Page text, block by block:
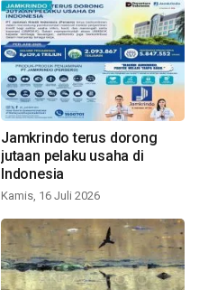
Jamkrindo terus dorong
jutaan pelaku usaha di
Indonesia
Kamis, 16 Juli 2026